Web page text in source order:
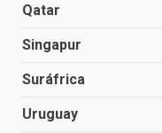
Qatar
Singapur
Suráfrica
Uruguay